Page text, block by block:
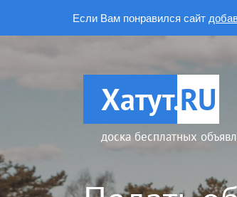
Если Вам понравился сайт
Хатут.RU
доска бесплатных